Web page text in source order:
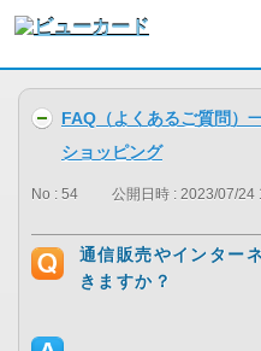
FAQ（よくあるご質問）
ショッピング
No : 54 公開日時 : 2023/07/24
通信販売やインター
きますか？